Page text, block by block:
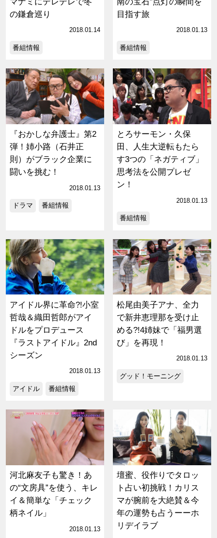
の鎌倉巡り
2018.01.14
番組情報
目指す旅
2018.01.13
番組情報
『おかしな弁護士』第2
弾！姉小路（石井正
則）がブラック企業に
闘いを挑む！
2018.01.13
ドラマ 番組情報
とろサーモン・久保
田、人生大逆転もたら
す3つの「ネガティブ」
思考法を公開プレゼ
ン！
2018.01.13
番組情報
アイドル界に革命?!小室
哲哉＆織田哲郎がアイ
ドルをプロデュース
『ラストアイドル』2nd
シーズン
2018.01.13
アイドル 番組情報
松尾由美子アナ、全力
で新井恵理那を受け止
める?!4姉妹で「福男選
び」を再現！
2018.01.13
グッド！モーニング
河北麻友子も驚き！あ
の“文房具”を使う、キレ
イ＆簡単な「チェック
柄ネイル」
2018.01.13
壇蜜、役作りでタロッ
ト占い初挑戦！カリス
マが腕前を大絶賛＆今
年の運勢も占うーーホ
リデイラブ